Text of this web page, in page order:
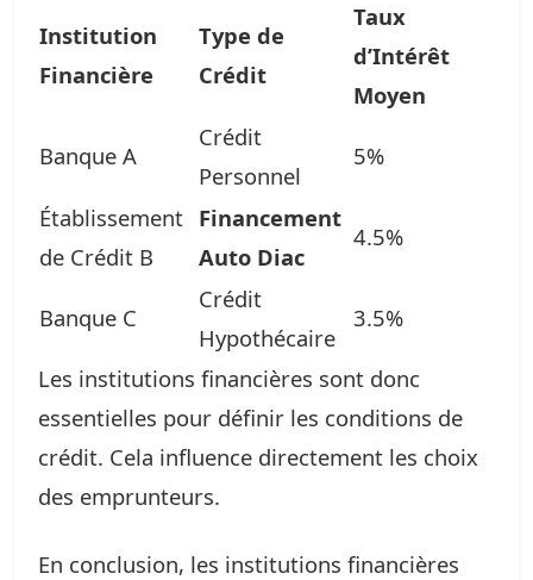
Institution
Financière
Type de
Crédit
Taux
d’Intérêt
Moyen
Banque A
Crédit
Personnel
5%
Établissement
de Crédit B
Financement
Auto Diac
4.5%
Banque C
Crédit
Hypothécaire
3.5%
Les institutions financières sont donc
essentielles pour définir les conditions de
crédit. Cela influence directement les choix
des emprunteurs.
En conclusion, les institutions financières